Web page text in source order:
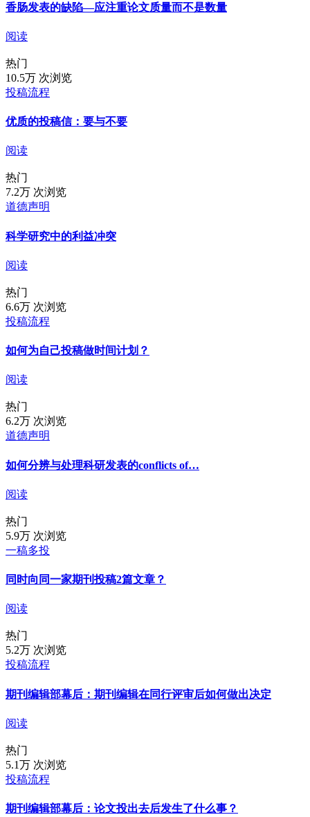
香肠发表的缺陷—应注重论文质量而不是数量
阅读
热门
10.5万 次浏览
投稿流程
优质的投稿信：要与不要
阅读
热门
7.2万 次浏览
道德声明
科学研究中的利益冲突
阅读
热门
6.6万 次浏览
投稿流程
如何为自己投稿做时间计划？
阅读
热门
6.2万 次浏览
道德声明
如何分辨与处理科研发表的conflicts of…
阅读
热门
5.9万 次浏览
一稿多投
同时向同一家期刊投稿2篇文章？
阅读
热门
5.2万 次浏览
投稿流程
期刊编辑部幕后：期刊编辑在同行评审后如何做出决定
阅读
热门
5.1万 次浏览
投稿流程
期刊编辑部幕后：论文投出去后发生了什么事？